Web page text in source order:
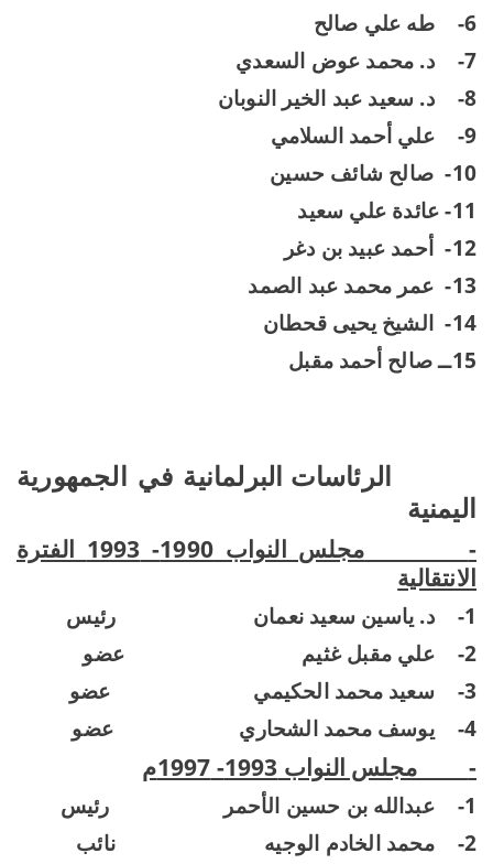
6-
طه علي صالح
7-
د. محمد عوض السعدي
8-
د. سعيد عبد الخير النوبان
9-
علي أحمد السلامي
10-
صالح شائف حسين
11- عائدة علي سعيد
12-
أحمد عبيد بن دغر
13-
عمر محمد عبد الصمد
14-
الشيخ يحيى قحطان
15ــ صالح أحمد مقبل
الرئاسات البرلمانية في الجمهورية
اليمنية
-
مجلس النواب 1990- 1993 الفترة
الانتقالية
1- د. ياسين سعيد نعمان
رئيس
2-
علي مقبل غثيم
عضو
3-
سعيد محمد الحكيمي
عضو
4-
يوسف محمد الشحاري عضو
- مجلس النواب 1993- 1997م
1- عبدالله بن حسين الأحمر
رئيس
2-
محمد الخادم الوجيه
نائب